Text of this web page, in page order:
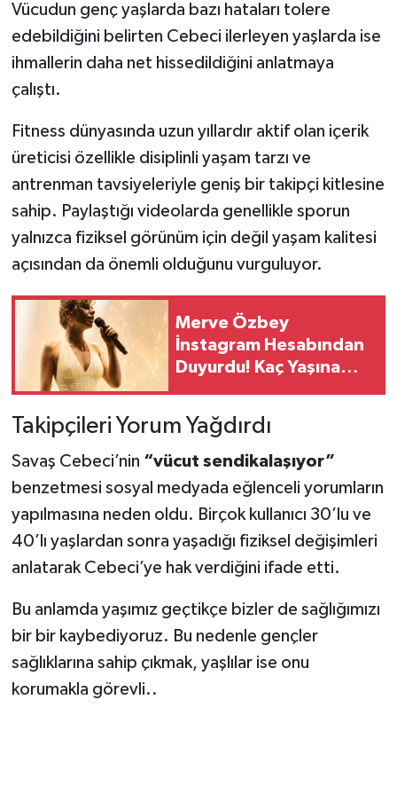
Vücudun genç yaşlarda bazı hataları tolere
edebildiğini belirten Cebeci ilerleyen yaşlarda ise
ihmallerin daha net hissedildiğini anlatmaya
çalıştı.
Fitness dünyasında uzun yıllardır aktif olan içerik
üreticisi özellikle disiplinli yaşam tarzı ve
antrenman tavsiyeleriyle geniş bir takipçi kitlesine
sahip. Paylaştığı videolarda genellikle sporun
yalnızca fiziksel görünüm için değil yaşam kalitesi
açısından da önemli olduğunu vurguluyor.
Merve Özbey
İnstagram Hesabından
Duyurdu! Kaç Yaşına
Takipçileri Yorum Yağdırdı
Savaş Cebeci’nin “vücut sendikalaşıyor”
benzetmesi sosyal medyada eğlenceli yorumların
yapılmasına neden oldu. Birçok kullanıcı 30’lu ve
40’lı yaşlardan sonra yaşadığı fiziksel değişimleri
anlatarak Cebeci’ye hak verdiğini ifade etti.
Bu anlamda yaşımız geçtikçe bizler de sağlığımızı
bir bir kaybediyoruz. Bu nedenle gençler
sağlıklarına sahip çıkmak, yaşlılar ise onu
korumakla görevli..